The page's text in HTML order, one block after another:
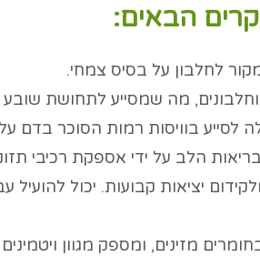
הבאים:
לחלבון על בסיס צמחי.
מה שמסייע לתחושת שובע
לסייע בוויסות רמות הסוכר בדם
הלב על ידי אספקת רכיבי
יציאות קבועות. יכול
מזינים, ומספק מגוון ויטמינים